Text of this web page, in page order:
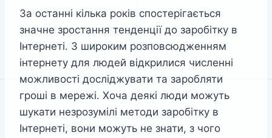
За останні кілька років спостерігається
значне зростання тенденції до заробітку в
Інтернеті. З широким розповсюдженням
інтернету для людей відкрилися численні
можливості досліджувати та заробляти
гроші в мережі. Хоча деякі люди можуть
шукати незрозумілі методи заробітку в
Інтернеті, вони можуть не знати, з чого